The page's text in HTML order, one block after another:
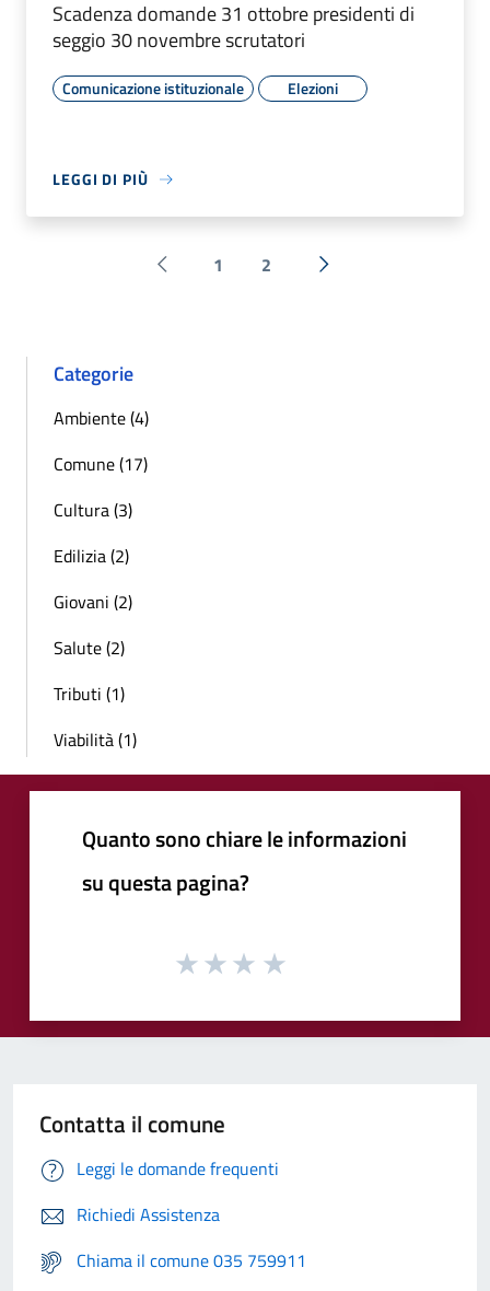
Scadenza domande 31 ottobre presidenti di
seggio 30 novembre scrutatori
Comunicazione istituzionale Elezioni
LEGGI DI PIÙ
Pagina precedente
1 2 Successiva »
Categorie
Ambiente (4)
Comune (17)
Cultura (3)
Edilizia (2)
Giovani (2)
Salute (2)
Tributi (1)
Viabilità (1)
Quanto sono chiare le informazioni
su questa pagina?
Contatta il comune
Leggi le domande frequenti
Richiedi Assistenza
Chiama il comune 035 759911